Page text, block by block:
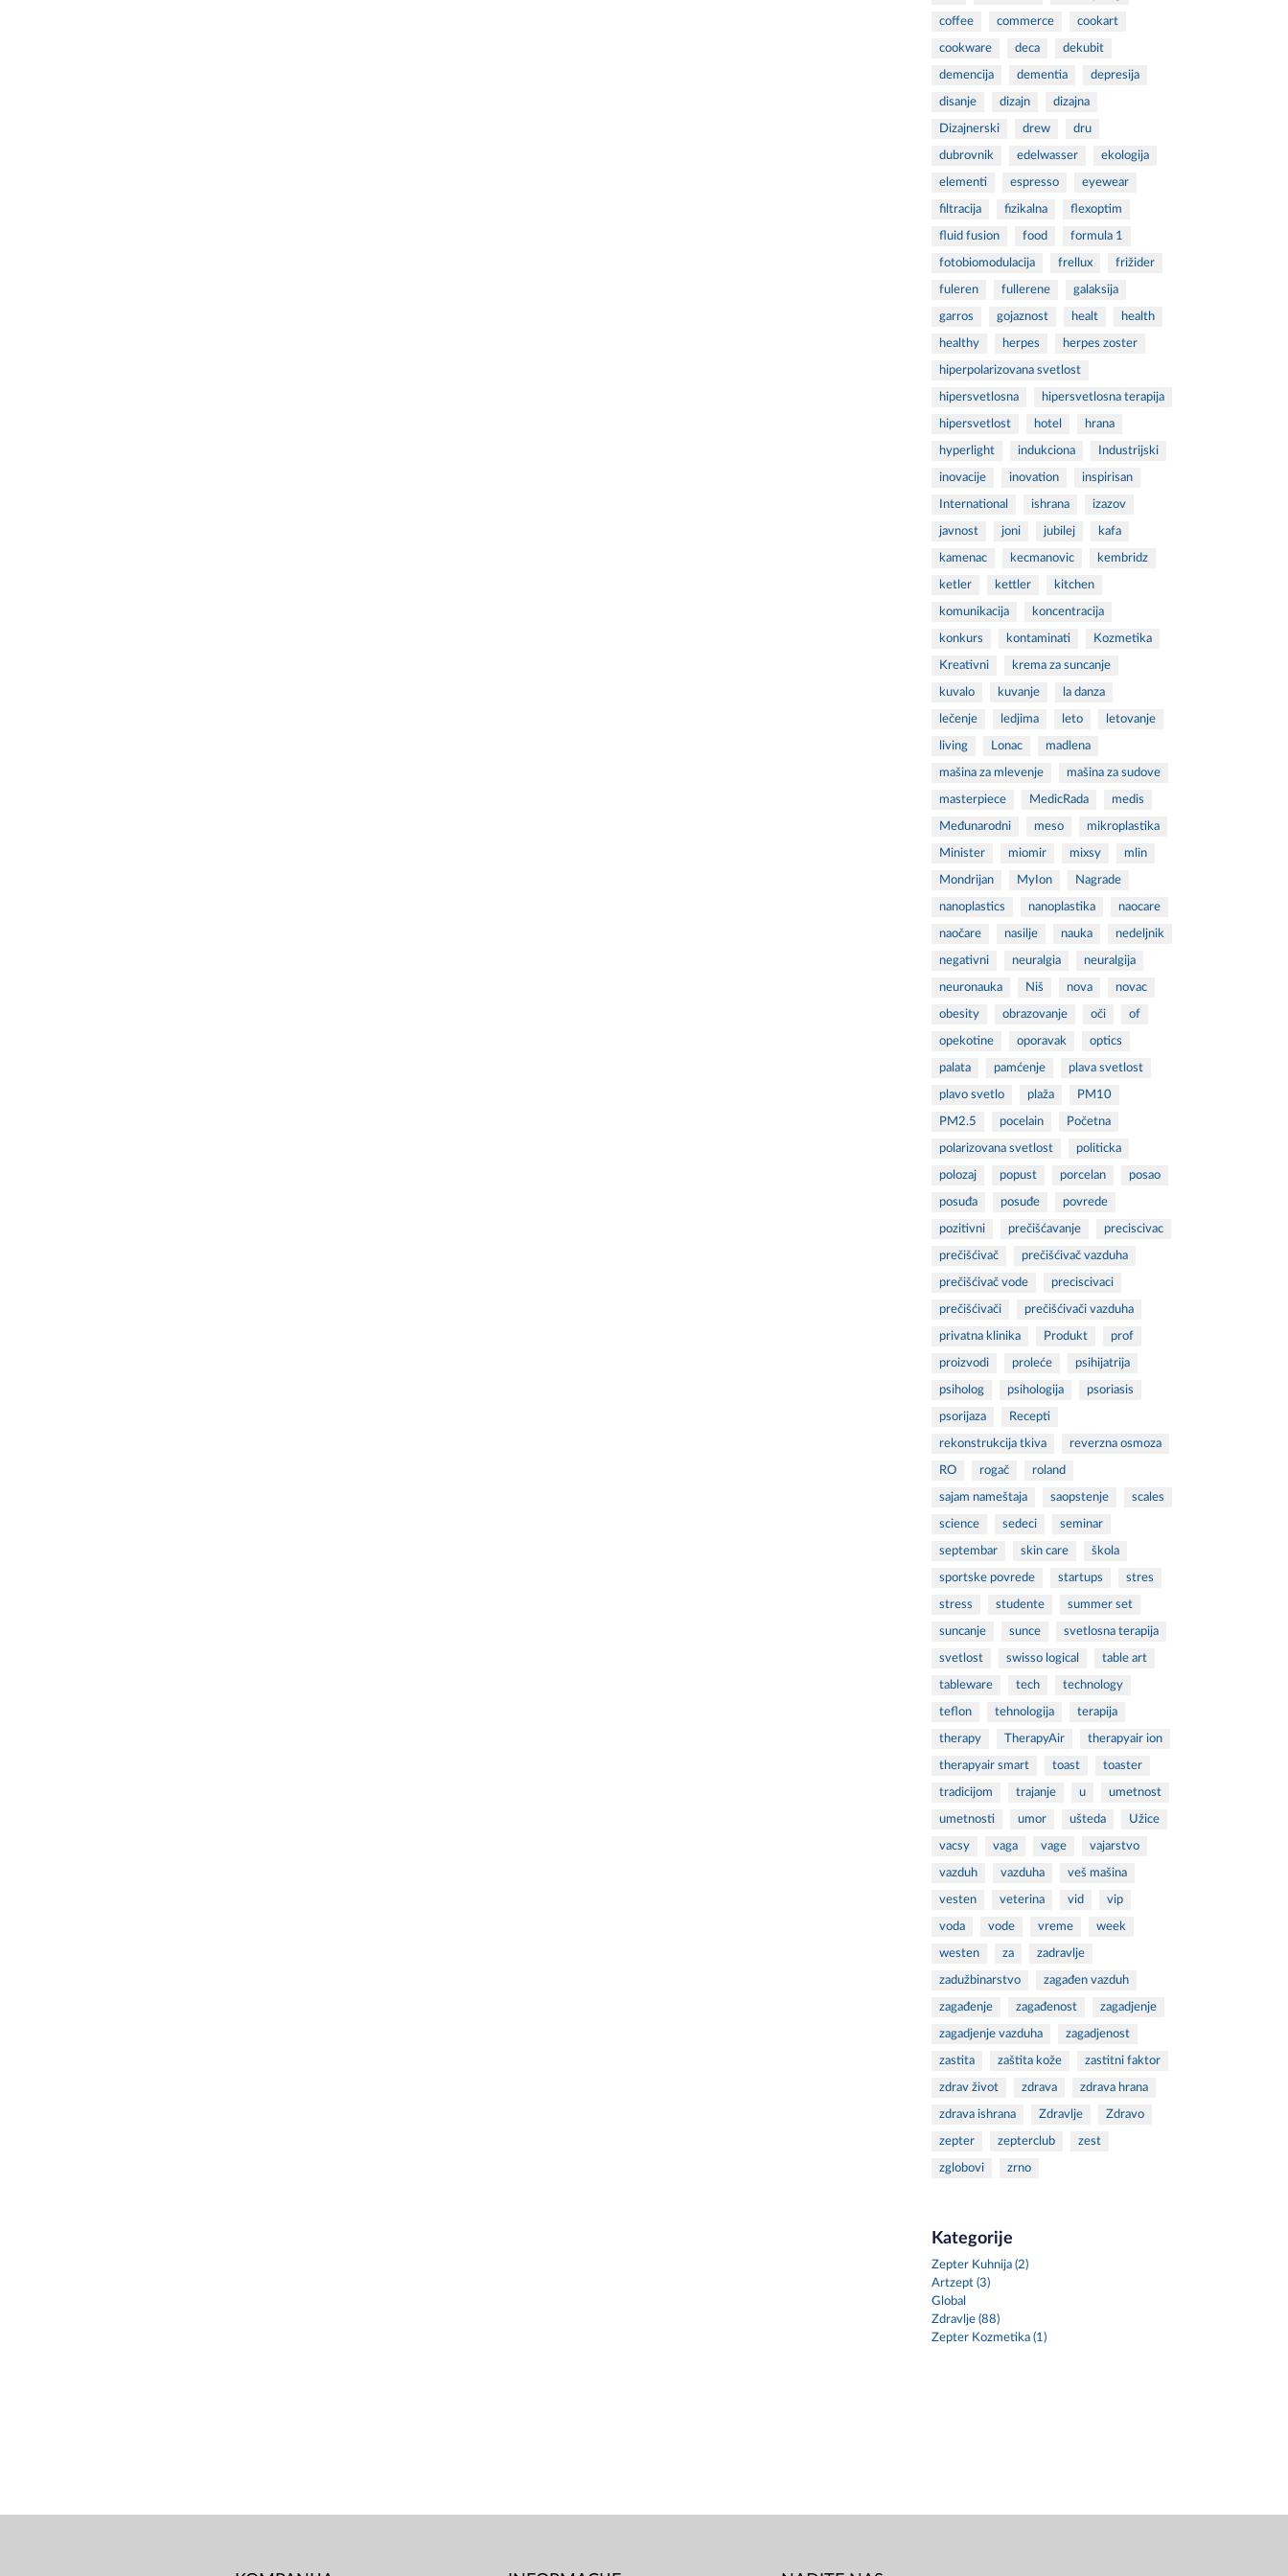
coffee commerce cookart
cookware deca dekubit
demencija dementia depresija
disanje dizajn dizajna
Dizajnerski drew dru
dubrovnik edelwasser ekologija
elementi espresso eyewear
filtracija fizikalna flexoptim
fluid fusion food formula 1
fotobiomodulacija frellux frižider
fuleren fullerene galaksija
garros gojaznost healt health
healthy herpes herpes zoster
hiperpolarizovana svetlost
hipersvetlosna hipersvetlosna terapija
hipersvetlost hotel hrana
hyperlight indukciona Industrijski
inovacije inovation inspirisan
International ishrana izazov
javnost joni jubilej kafa
kamenac kecmanovic kembridz
ketler kettler kitchen
komunikacija koncentracija
konkurs kontaminati Kozmetika
Kreativni krema za suncanje
kuvalo kuvanje la danza
lečenje ledjima leto letovanje
living Lonac madlena
mašina za mlevenje mašina za sudove
masterpiece MedicRada medis
Međunarodni meso mikroplastika
Minister miomir mixsy mlin
Mondrijan MyIon Nagrade
nanoplastics nanoplastika naocare
naočare nasilje nauka nedeljnik
negativni neuralgia neuralgija
neuronauka Niš nova novac
obesity obrazovanje oči of
opekotine oporavak optics
palata pamćenje plava svetlost
plavo svetlo plaža PM10
PM2.5 pocelain Početna
polarizovana svetlost politicka
polozaj popust porcelan posao
posuđa posuđe povrede
pozitivni prečišćavanje preciscivac
prečišćivač prečišćivač vazduha
prečišćivač vode preciscivaci
prečišćivači prečišćivači vazduha
privatna klinika Produkt prof
proizvodi proleće psihijatrija
psiholog psihologija psoriasis
psorijaza Recepti
rekonstrukcija tkiva reverzna osmoza
RO rogač roland
sajam nameštaja saopstenje scales
science sedeci seminar
septembar skin care škola
sportske povrede startups stres
stress studente summer set
suncanje sunce svetlosna terapija
svetlost swisso logical table art
tableware tech technology
teflon tehnologija terapija
therapy TherapyAir therapyair ion
therapyair smart toast toaster
tradicijom trajanje u umetnost
umetnosti umor ušteda Užice
vacsy vaga vage vajarstvo
vazduh vazduha veš mašina
vesten veterina vid vip
voda vode vreme week
westen za zadravlje
zadužbinarstvo zagađen vazduh
zagađenje zagađenost zagadjenje
zagadjenje vazduha zagadjenost
zastita zaštita kože zastitni faktor
zdrav život zdrava zdrava hrana
zdrava ishrana Zdravlje Zdravo
zepter zepterclub zest
zglobovi zrno
Kategorije
Zepter Kuhnija (2)
Artzept (3)
Global
Zdravlje (88)
Zepter Kozmetika (1)